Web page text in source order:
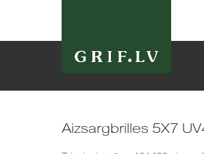
Aizsargbrilles 5X7